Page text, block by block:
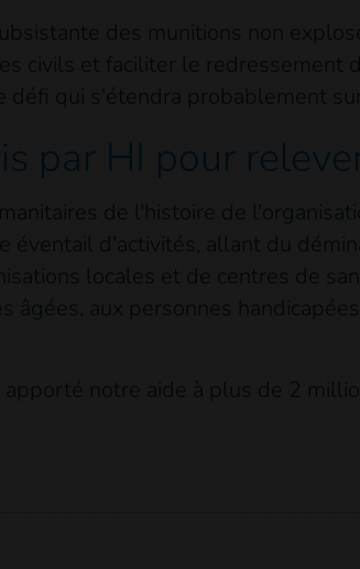
des munitions non
civils et faciliter le redressement
qui s'étendra probablement
par HI pour
de l'histoire de
d'activités, allant du
locales et de centres de
âgées, aux personnes
notre aide à plus de 2